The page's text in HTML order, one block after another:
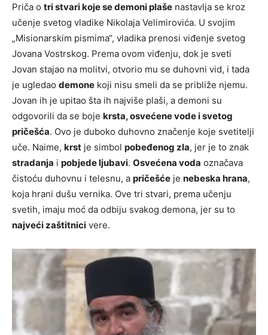
Priča o tri stvari koje se demoni plaše nastavlja se kroz
učenje svetog vladike Nikolaja Velimirovića. U svojim
„Misionarskim pismima“, vladika prenosi viđenje svetog
Jovana Vostrskog. Prema ovom viđenju, dok je sveti
Jovan stajao na molitvi, otvorio mu se duhovni vid, i tada
je ugledao demone koji nisu smeli da se približe njemu.
Jovan ih je upitao šta ih najviše plaši, a demoni su
odgovorili da se boje krsta, osvećene vode i svetog
pričešća. Ovo je duboko duhovno značenje koje svetitelji
uče. Naime, krst je simbol pobeđenog zla, jer je to znak
stradanja i pobjede ljubavi. Osvećena voda označava
čistoću duhovnu i telesnu, a pričešće je nebeska hrana,
koja hrani dušu vernika. Ove tri stvari, prema učenju
svetih, imaju moć da odbiju svakog demona, jer su to
najveći zaštitnici vere.